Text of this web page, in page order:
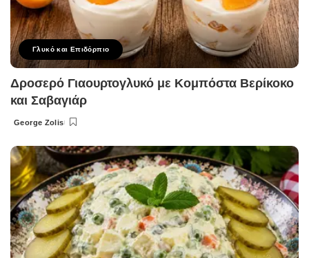
Γλυκό και Επιδόρπιο
Δροσερό Γιαουρτογλυκό με Κομπόστα Βερίκοκο
και Σαβαγιάρ
Posted
George Zolis